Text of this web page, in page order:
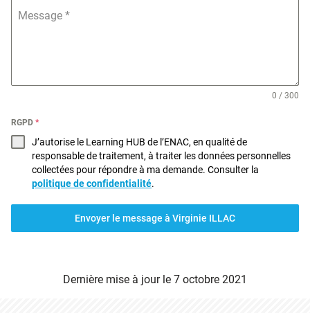
Message *
0 / 300
RGPD *
J’autorise le Learning HUB de l’ENAC, en qualité de
responsable de traitement, à traiter les données personnelles
collectées pour répondre à ma demande. Consulter la
politique de confidentialité.
Envoyer le message à Virginie ILLAC
Dernière mise à jour le 7 octobre 2021